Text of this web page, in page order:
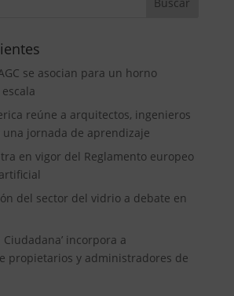
se asocian para un horno
reúne a arquitectos, ingenieros
jornada de aprendizaje
en vigor del Reglamento europeo
del sector del vidrio a debate en
Ciudadana’ incorpora a
propietarios y administradores de